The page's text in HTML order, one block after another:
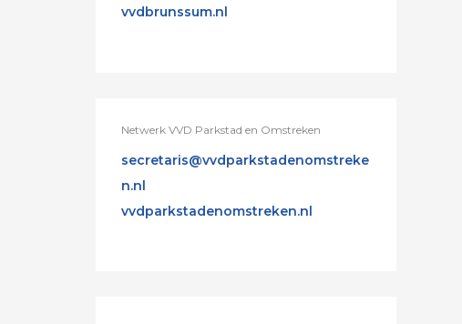
vvdbrunssum.nl
Netwerk VVD Parkstad en Omstreken
secretaris@vvdparkstadenomstreke
n.nl
vvdparkstadenomstreken.nl